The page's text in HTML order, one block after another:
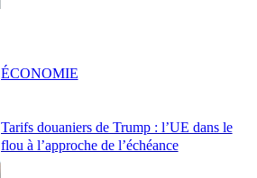
Tarifs douaniers de Trump : l’UE dans le
flou à l’approche de l’échéance
ÉCONOMIE